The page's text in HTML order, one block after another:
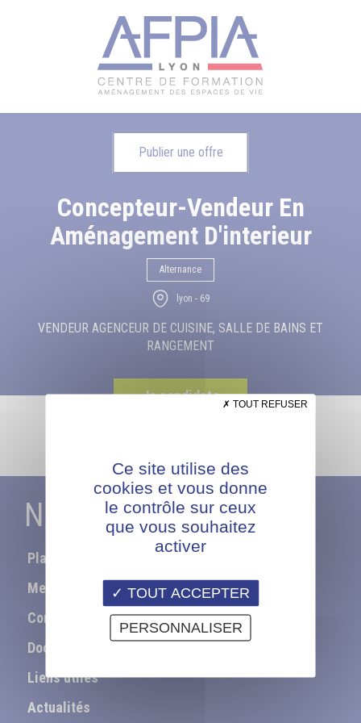
Publier une offre
Concepteur-Vendeur En
Aménagement D'interieur
Alternance
lyon - 69
VENDEUR AGENCEUR DE CUISINE, SALLE DE BAINS ET
RANGEMENT
Je candidate
NAVIGATION
Plan du site
Mentions légales
Contact
Documentation
Liens utiles
Actualités
Ce site utilise des
cookies et vous donne
le contrôle sur ceux
que vous souhaitez
activer
TOUT ACCEPTER
TOUT REFUSER
PERSONNALISER